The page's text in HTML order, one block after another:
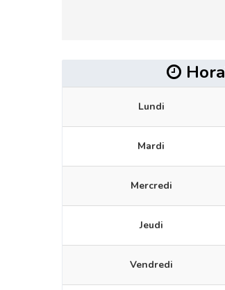
Lundi
Mardi
Mercredi
Jeudi
Vendredi